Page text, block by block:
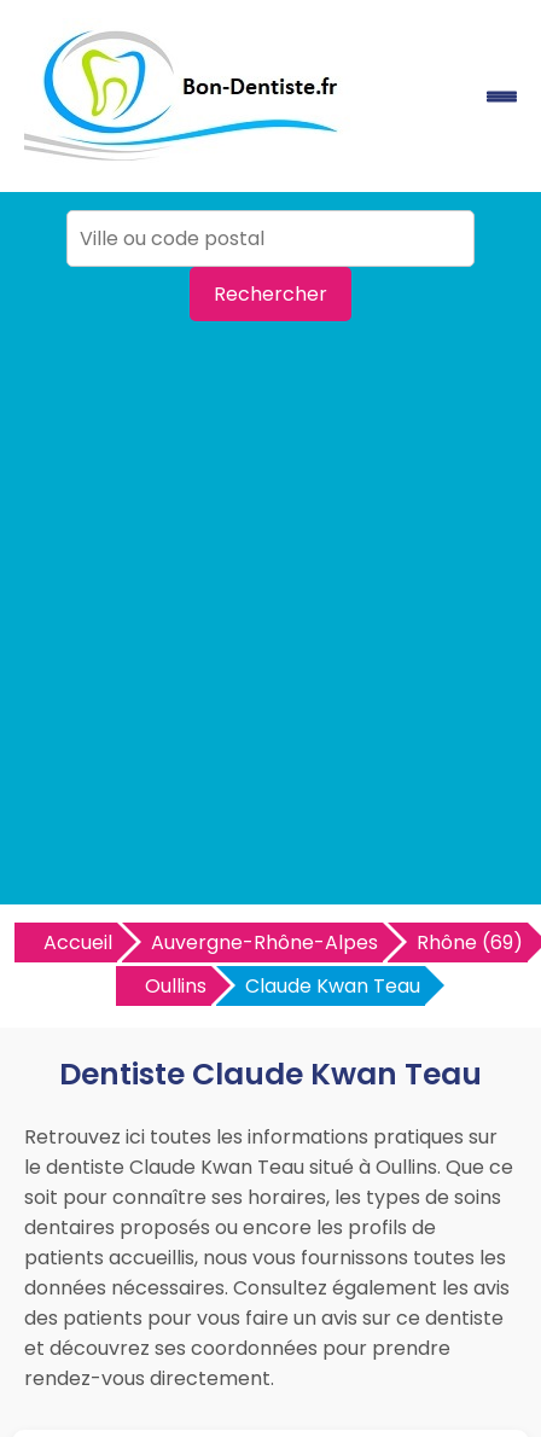
Rechercher
Accueil Auvergne-Rhône-Alpes
Rhône (69)
Oullins
Claude Kwan Teau
Dentiste Claude Kwan Teau
Retrouvez ici toutes les informations pratiques sur
le dentiste Claude Kwan Teau situé à Oullins. Que ce
soit pour connaître ses horaires, les types de soins
dentaires proposés ou encore les profils de
patients accueillis, nous vous fournissons toutes les
données nécessaires. Consultez également les avis
des patients pour vous faire un avis sur ce dentiste
et découvrez ses coordonnées pour prendre
rendez-vous directement.